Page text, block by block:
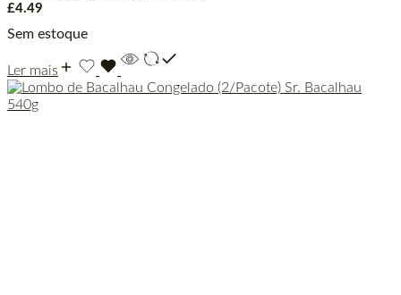
£4.49
Sem estoque
Ler mais